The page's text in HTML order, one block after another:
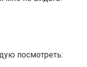
посмотреть: